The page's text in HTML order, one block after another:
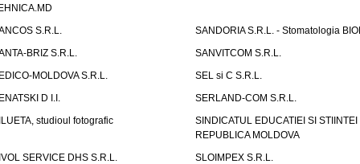
S.R.L.
SANDORIA S.R.L. - Stomatologia
BRIZ S.R.L.
SANVITCOM S.R.L.
MOLDOVA S.R.L.
SEL si C S.R.L.
D I.I.
SERLAND-COM S.R.L.
studioul fotografic
SINDICATUL EDUCATIEI SI STIINTEI
REPUBLICA MOLDOVA
SERVICE DHS S.R.L.
SLOIMPEX S.R.L.